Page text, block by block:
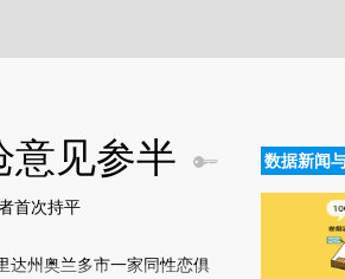
意见参半
首次持平
wTLyiQpQ]
达州奥兰多市一家同性恋俱
数据新闻